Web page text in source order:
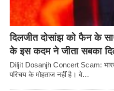
दिलजीत दोसांझ को फैन के
के इस कदम ने जीता सबका
Diljit Dosanjh Concert Scam:
परिचय के मोहताज नहीं है। वे…